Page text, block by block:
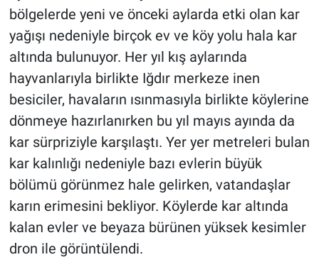
bölgelerde yeni ve önceki aylarda etki olan kar
yağışı nedeniyle birçok ev ve köy yolu hala kar
altında bulunuyor. Her yıl kış aylarında
hayvanlarıyla birlikte Iğdır merkeze inen
besiciler, havaların ısınmasıyla birlikte köylerine
dönmeye hazırlanırken bu yıl mayıs ayında da
kar sürpriziyle karşılaştı. Yer yer metreleri bulan
kar kalınlığı nedeniyle bazı evlerin büyük
bölümü görünmez hale gelirken, vatandaşlar
karın erimesini bekliyor. Köylerde kar altında
kalan evler ve beyaza bürünen yüksek kesimler
dron ile görüntülendi.